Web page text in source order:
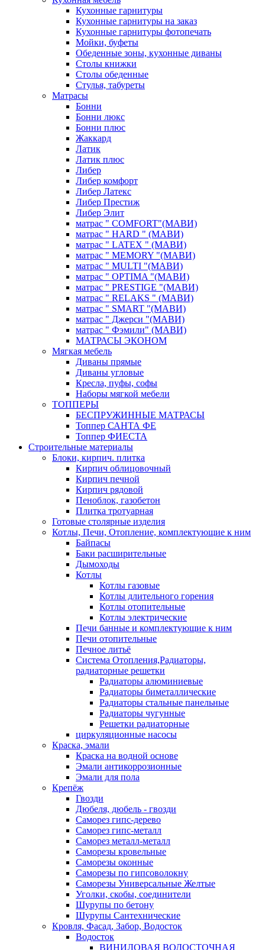
Кухонные гарнитуры
Кухонные гарнитуры на заказ
Кухонные гарнитуры фотопечать
Мойки, буфеты
Обеденные зоны, кухонные диваны
Столы книжки
Столы обеденные
Стулья, табуреты
Матрасы
Бонни
Бонни люкс
Бонни плюс
Жаккард
Латик
Латик плюс
Либер
Либер комфорт
Либер Латекс
Либер Престиж
Либер Элит
матрас " COMFORT"(МАВИ)
матрас " HARD " (МАВИ)
матрас " LATEX " (МАВИ)
матрас " MEMORY "(МАВИ)
матрас " MULTI "(МАВИ)
матрас " OPTIMA "(МАВИ)
матрас " PRESTIGE "(МАВИ)
матрас " RELAKS " (МАВИ)
матрас " SMART "(МАВИ)
матрас " Джерси "(МАВИ)
матрас " Фэмили" (МАВИ)
МАТРАСЫ ЭКОНОМ
Мягкая мебель
Диваны прямые
Диваны угловые
Кресла, пуфы, софы
Наборы мягкой мебели
ТОППЕРЫ
БЕСПРУЖИННЫЕ МАТРАСЫ
Топпер САНТА ФЕ
Топпер ФИЕСТА
Строительные материалы
Блоки, кирпич. плитка
Кирпич облицовочный
Кирпич печной
Кирпич рядовой
Пеноблок, газобетон
Плитка тротуарная
Готовые столярные изделия
Котлы, Печи, Отопление, комплектующие к ним
Байпасы
Баки расширительные
Дымоходы
Котлы
Котлы газовые
Котлы длительного горения
Котлы отопительные
Котлы электрические
Печи банные и комплектующие к ним
Печи отопительные
Печное литьё
Система Отопления,Радиаторы,
радиаторные решетки
Радиаторы алюминиевые
Радиаторы биметаллические
Радиаторы стальные панельные
Радиаторы чугунные
Решетки радиаторные
циркуляционные насосы
Краска, эмали
Краска на водной основе
Эмали антикоррозионные
Эмали для пола
Крепёж
Гвозди
Дюбеля, дюбель - гвозди
Саморез гипс-дерево
Саморез гипс-металл
Саморез металл-металл
Саморезы кровельные
Саморезы оконные
Саморезы по гипсоволокну
Саморезы Универсальные Желтые
Уголки, скобы, соединители
Шурупы по бетону
Шурупы Сантехнические
Кровля, Фасад, Забор, Водосток
Водосток
ВИНИЛОВАЯ ВОДОСТОЧНАЯ